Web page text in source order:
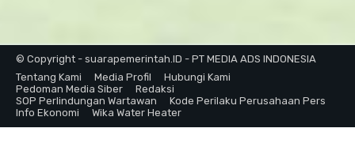
© Copyright - suarapemerintah.ID - PT MEDIA ADS INDONESIA
Tentang Kami
Media Profil
Hubungi Kami
Pedoman Media Siber
Redaksi
SOP Perlindungan Wartawan
Kode Perilaku Perusahaan Pers
Info Ekonomi
Wika Water Heater